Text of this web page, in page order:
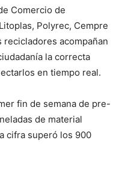
Comercio de
Polyrec, Cempre
recicladores acompañan
la correcta
en tiempo real.
fin de semana de pre-
de material
cifra superó los 900